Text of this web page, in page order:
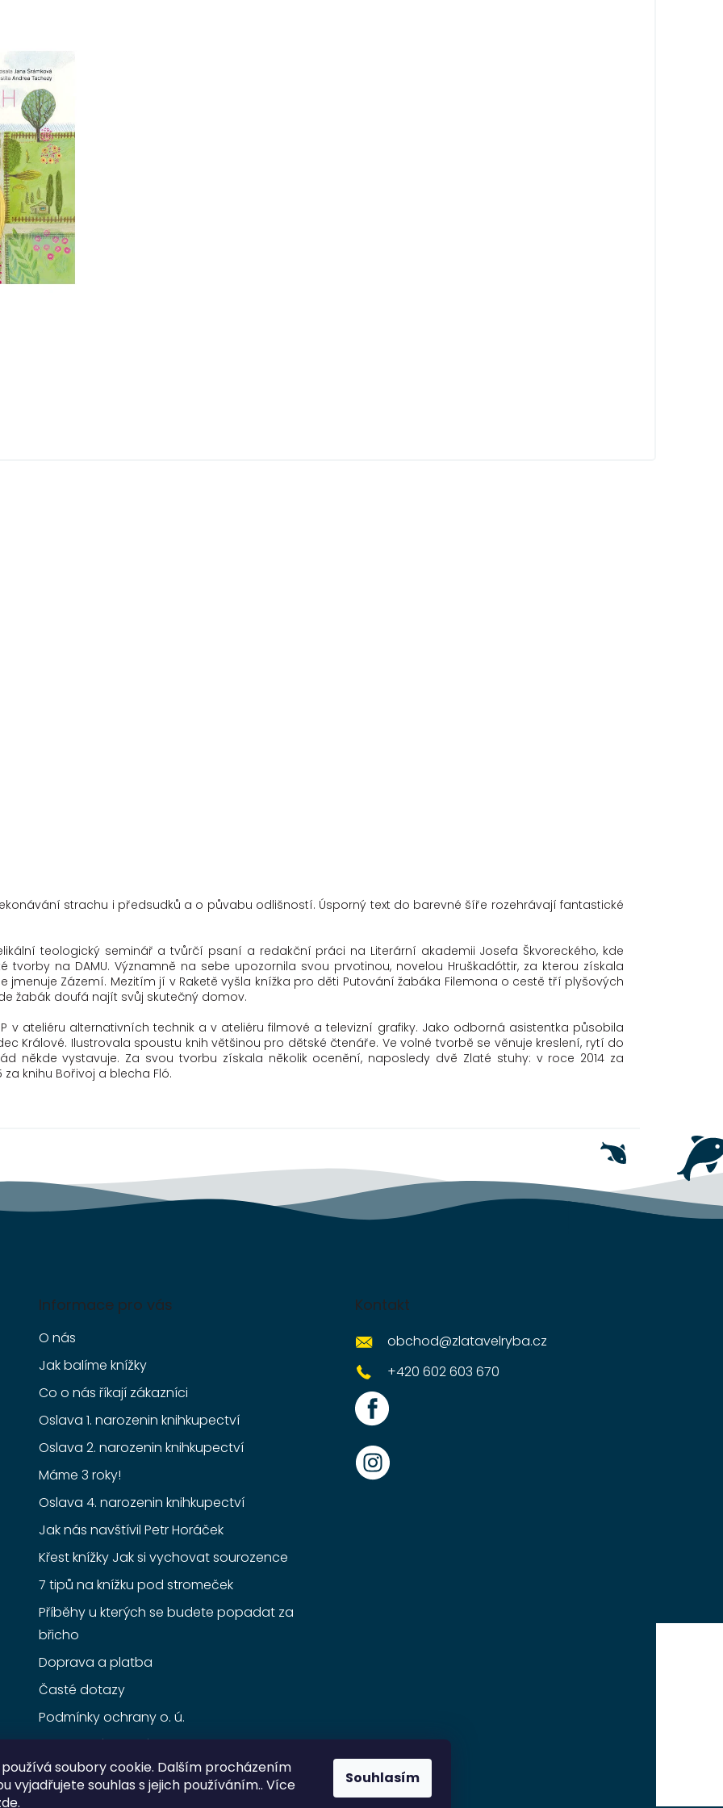
soubory cookie. Dalším procházením
vyjadřujete souhlas s jejich používáním.. Více
.
Souhlasím
strachu i předsudků a o půvabu odlišností. Úsporný text do barevné šíře rozehrávají fantastické
teologický seminář a tvůrčí psaní a redakční práci na Literární akademii Josefa Škvoreckého, kde
tvorby na DAMU. Významně na sebe upozornila svou prvotinou, novelou Hruškadóttir, za kterou získala
jmenuje Zázemí. Mezitím jí v Raketě vyšla knížka pro děti Putování žabáka Filemona o cestě tří plyšových
žabák doufá najít svůj skutečný domov.
v ateliéru alternativních technik a v ateliéru filmové a televizní grafiky. Jako odborná asistentka působila
Králové. Ilustrovala spoustu knih většinou pro dětské čtenáře. Ve volné tvorbě se věnuje kreslení, rytí do
někde vystavuje. Za svou tvorbu získala několik ocenění, naposledy dvě Zlaté stuhy: v roce 2014 za
knihu Bořivoj a blecha Fló.
Informace pro vás
O nás
Jak balíme knížky
Co o nás říkají zákazníci
Oslava 1. narozenin knihkupectví
Oslava 2. narozenin knihkupectví
Máme 3 roky!
Oslava 4. narozenin knihkupectví
Jak nás navštívil Petr Horáček
Křest knížky Jak si vychovat sourozence
7 tipů na knížku pod stromeček
Příběhy u kterých se budete popadat za
břicho
Doprava a platba
Časté dotazy
Podmínky ochrany o. ú.
Obchodní podmínky
Kontakt
obchod@zlatavelryba.cz
+420 602 603 670